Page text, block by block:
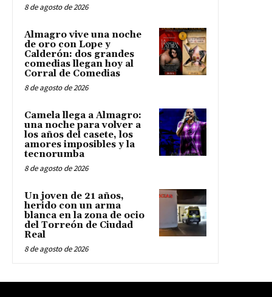
8 de agosto de 2026
Almagro vive una noche
de oro con Lope y
Calderón: dos grandes
comedias llegan hoy al
Corral de Comedias
8 de agosto de 2026
Camela llega a Almagro:
una noche para volver a
los años del casete, los
amores imposibles y la
tecnorumba
8 de agosto de 2026
Un joven de 21 años,
herido con un arma
blanca en la zona de ocio
del Torreón de Ciudad
Real
8 de agosto de 2026